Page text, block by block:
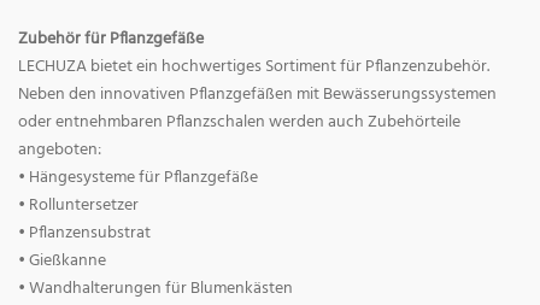
Zubehör für Pflanzgefäße
LECHUZA bietet ein hochwertiges Sortiment für Pflanzenzubehör.
Neben den innovativen Pflanzgefäßen mit Bewässerungssystemen
oder entnehmbaren Pflanzschalen werden auch Zubehörteile
angeboten:
• Hängesysteme für Pflanzgefäße
• Rolluntersetzer
• Pflanzensubstrat
• Gießkanne
• Wandhalterungen für Blumenkästen